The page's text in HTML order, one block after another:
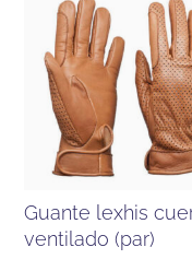
guante lexhis cuero
ventilado (par)